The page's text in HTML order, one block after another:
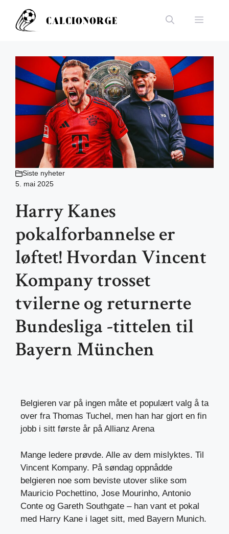
innhold
Meny
Siste nyheter
5. mai 2025
Harry Kanes
pokalforbannelse er
løftet! Hvordan Vincent
Kompany trosset
tvilerne og returnerte
Bundesliga -tittelen til
Bayern München
Belgieren var på ingen måte et populært valg å ta
over fra Thomas Tuchel, men han har gjort en fin
jobb i sitt første år på Allianz Arena
Mange ledere prøvde. Alle av dem mislyktes. Til
Vincent Kompany. På søndag oppnådde
belgieren noe som beviste utover slike som
Mauricio Pochettino, Jose Mourinho, Antonio
Conte og Gareth Southgate – han vant et pokal
med Harry Kane i laget sitt, med Bayern Munich.